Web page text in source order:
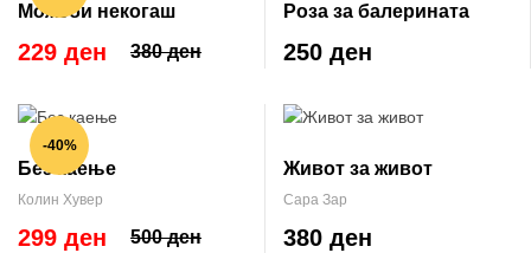
Можеби некогаш
380 ден
229 ден
Роза за балерината
250 ден
-40%
Без каење
Колин Хувер
500 ден
299 ден
Живот за живот
Сара Зар
380 ден